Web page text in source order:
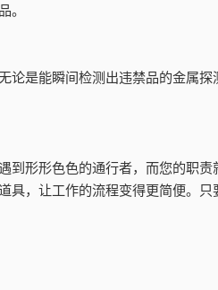
。
是能瞬间检测出违禁品的金属
形形色色的通行者，而您的职
，让工作的流程变得更简便。